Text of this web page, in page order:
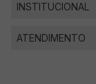
INSTITUCIONAL
ATENDIMENTO